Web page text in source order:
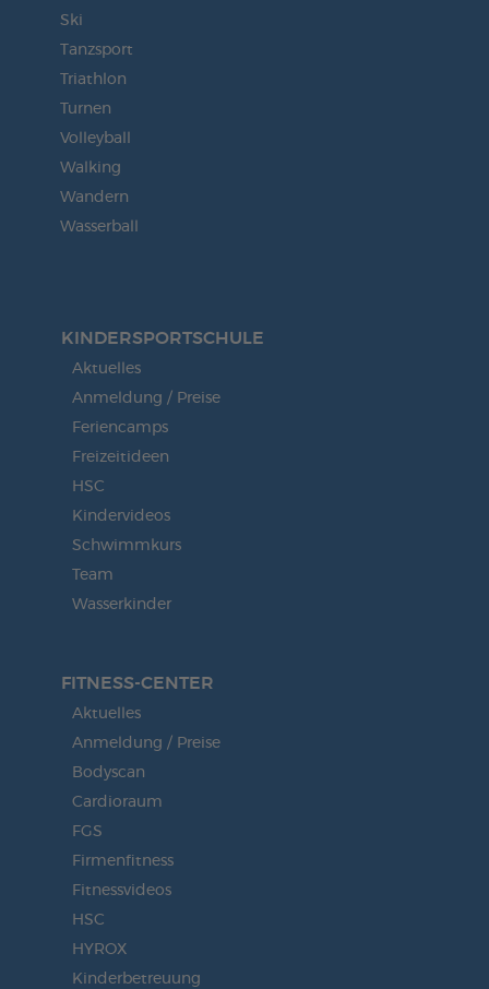
Ski
Tanzsport
Triathlon
Turnen
Volleyball
Walking
Wandern
Wasserball
KINDERSPORT­SCHULE
Aktuelles
Anmeldung / Preise
Feriencamps
Freizeitideen
HSC
Kindervideos
Schwimmkurs
Team
Wasserkinder
FITNESS-CENTER
Aktuelles
Anmeldung / Preise
Bodyscan
Cardioraum
FGS
Firmenfitness
Fitnessvideos
HSC
HYROX
Kinderbetreuung